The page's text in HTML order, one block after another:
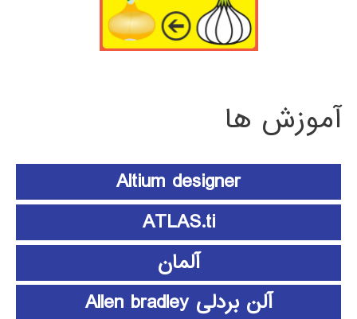
آموزش ها
Altium designer
ATLAS.ti
آلمان
آلن بردلی Allen bradley